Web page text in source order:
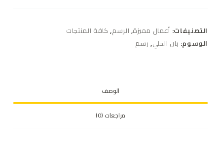
التصنيفات: أعمال مميزة, الرسم, كافة المنتجات
الوسوم: بان الحلي, رسم
الوصف
مراجعات (0)